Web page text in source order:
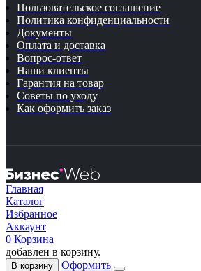
Пользовательское соглашение
Политика конфиденциальности
Документы
Оплата и доставка
Вопрос-ответ
Наши клиенты
Гарантия на товар
Советы по уходу
Как оформить заказ
Главная
Каталог
Избранное
Аккаунт
0 Корзина
добавлен в корзину.
В корзину Оформить